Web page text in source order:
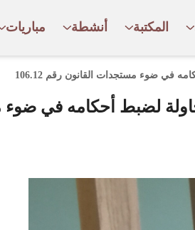
المكتبة أنشطة مباريات
في ضوء مستجدات القانون رقم 106.12
لضبط أحكامه في